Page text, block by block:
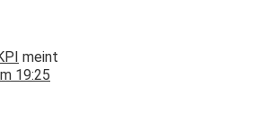
meint
19:25